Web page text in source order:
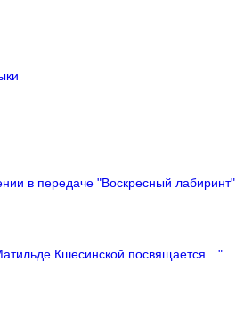
в передаче "Воскресный лабиринт"
Кшесинской посвящается…"